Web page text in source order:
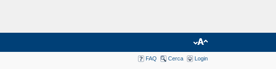
FAQ Cerca Login